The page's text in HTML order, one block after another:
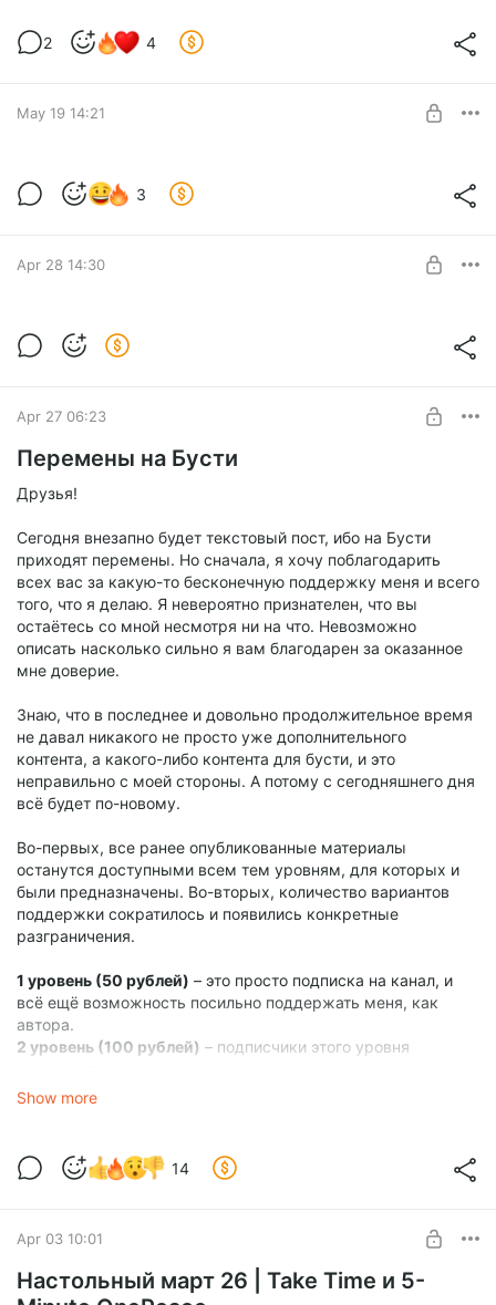
2 4
May 19 14:21
В закрытом телеграм канале можно увидеть даже такое)
3
Apr 28 14:30
(ранний доступ)
Apr 27 06:23
Перемены на Бусти
Друзья!
Сегодня внезапно будет текстовый пост, ибо на Бусти
приходят перемены. Но сначала, я хочу поблагодарить
всех вас за какую-то бесконечную поддержку меня и всего
того, что я делаю. Я невероятно признателен, что вы
остаётесь со мной несмотря ни на что. Невозможно
описать насколько сильно я вам благодарен за оказанное
мне доверие.
Знаю, что в последнее и довольно продолжительное время
не давал никакого не просто уже дополнительного
контента, а какого-либо контента для бусти, и это
неправильно с моей стороны. А потому с сегодняшнего дня
всё будет по-новому.
Во-первых, все ранее опубликованные материалы
останутся доступными всем тем уровням, для которых и
были предназначены. Во-вторых, количество вариантов
поддержки сократилось и появились конкретные
разграничения.
1 уровень (50 рублей) – это просто подписка на канал, и
всё ещё возможность посильно поддержать меня, как
автора.
2 уровень (100 рублей) – подписчики этого уровня
собой доступ в спонсорский чат и получают возможность
остальных площадках.
3 уровень (250 рублей)
– К предыдущим бонусам
как я живу свою жизнь за кулисами блога.
4 уровень (500 рублей)
– У подписчиков этого уровня
появляется возможность предлагать темы для будущих
Show more
14
Apr 03 10:01
Настольный март 26 | Take Time и 5-